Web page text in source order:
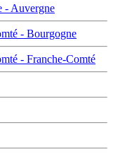
- Auvergne
- Bourgogne
- Franche-Comté